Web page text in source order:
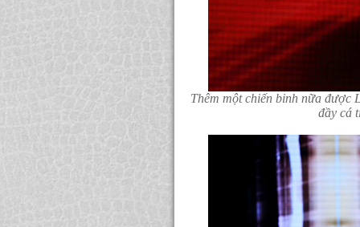
Thêm một chiến binh nữa được
đầy cá